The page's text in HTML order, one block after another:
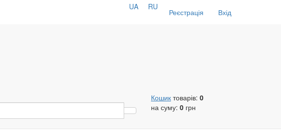
Реєстрація Вхід
UA RU
Кошик товарів: 0
на суму: 0 грн